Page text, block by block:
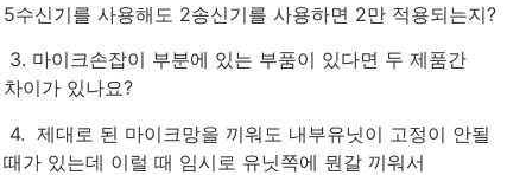
5수신기를 사용해도 2송신기를 사용하면 2만 적용되는지?
3. 마이크손잡이 부분에 있는 부품이 있다면 두 제품간
차이가 있나요?
4. 제대로 된 마이크망을 끼워도 내부유닛이 고정이 안될
때가 있는데 이럴 때 임시로 유닛쪽에 뭔갈 끼워서